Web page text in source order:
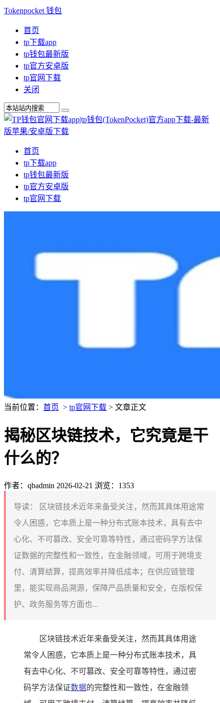
Tokenpocket 钱包
首页
tp下载app
tp钱包最新版
tp官方安卓版
tp官网下载
关闭
首页
tp下载app
tp钱包最新版
tp官方安卓版
tp官网下载
当前位置： 首页 > tp官网下载 > 文章正文
揭秘区块链技术，它究竟是干
什么的？
作者：qbadmin 2026-02-21 浏览：1353
导读：
区块链技术近年来备受关注，然而其具体用途常
令人困惑，它本质上是一种分布式账本技术，具有去中
心化、不可篡改、安全可靠等特性，通过密码学方法保
证数据的完整性和一致性，在金融领域，可用于跨境支
付、清算结算，提高效率并降低成本；在供应链管理
里，能实现商品溯源，保障产品质量和安全，在版权保
护、政务服务等方面也...
区块链技术近年来备受关注，然而其具体用途
常令人困惑，它本质上是一种分布式账本技术，具
有去中心化、不可篡改、安全可靠等特性，通过密
码学方法保证数据的完整性和一致性，在金融领